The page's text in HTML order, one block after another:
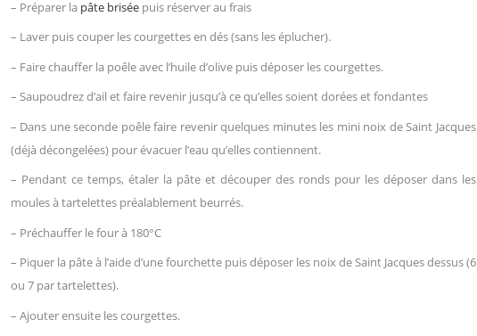
– Préparer la pâte briséepuis réserver au frais
– Laver puis couper les courgettes en dés (sans les éplucher).
– Faire chauffer la poêle avec l’huile d’olive puis déposer les courgettes.
– Saupoudrez d’ail et faire revenir jusqu’à ce qu’elles soient dorées et fondantes
– Dans une seconde poêle faire revenir quelques minutes les mini noix de Saint Jacques
(déjà décongelées) pour évacuer l’eau qu’elles contiennent.
– Pendant ce temps, étaler la pâte et découper des ronds pour les déposer dans les
moules à tartelettes préalablement beurrés.
– Préchauffer le four à 180°C
– Piquer la pâte à l’aide d’une fourchette puis déposer les noix de Saint Jacques dessus (6
ou 7 par tartelettes).
– Ajouter ensuite les courgettes.